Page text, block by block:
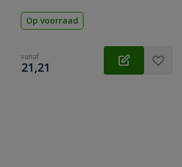
Op voorraad
vanaf
€
21,21